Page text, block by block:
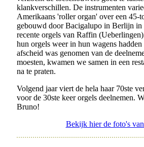
klankverschillen. De instrumenten
Amerikaans 'roller organ' over een 45-
gebouwd door Bacigalupo in Berlijn in
recente orgels van Raffin
hun orgels weer in hun wagens hadden
afscheid was genomen van de
moesten, kwamen we samen in een
na te praten.
Volgend jaar viert de hela haar 70ste
voor de 30ste keer orgels deelnemen.
Bruno!
Bekijk hier de foto's